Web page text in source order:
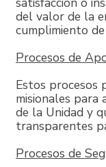
del valor de la
cumplimiento
Procesos de
Estos procesos
misionales para
de la Unidad y
transparentes
Procesos de